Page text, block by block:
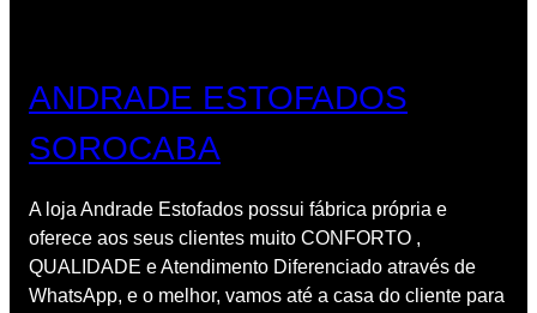
ANDRADE ESTOFADOS
SOROCABA
A loja Andrade Estofados possui fábrica própria e
oferece aos seus clientes muito CONFORTO ,
QUALIDADE e Atendimento Diferenciado através de
WhatsApp, e o melhor, vamos até a casa do cliente para